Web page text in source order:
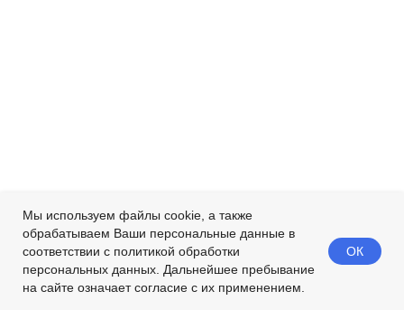
Мы используем файлы cookie, а также
обрабатываем Ваши персональные данные в
соответствии с политикой обработки
персональных данных. Дальнейшее пребывание
на сайте означает согласие с их применением.
ОК